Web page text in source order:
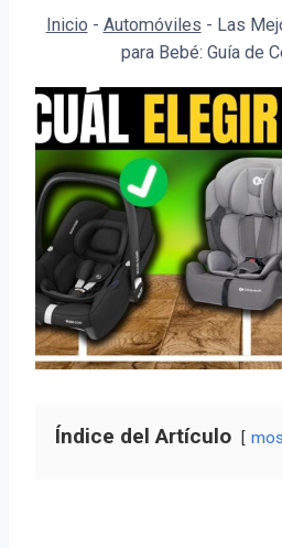
Inicio - Automóviles - Las
para Bebé: Guía de
Índice del Artículo